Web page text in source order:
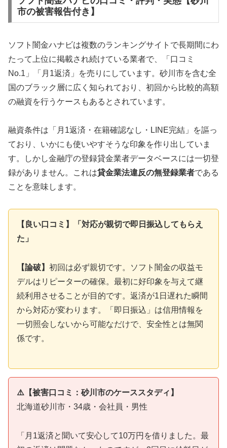
市の被害報告付き】
ソフト闇金ハナビは複数のランキングサイトで長期間にわ
たって上位に掲載され続けている業者で、「口コミ
No.1」「月1返済」を売りにしています。砂川市を含む全
国のブラック層に広く知られており、初回から比較的高額
の融資を行うケースもあるとされています。
融資条件は「月1返済・在籍確認なし・LINE完結」を謳っ
ており、いかにも使いやすそうな印象を作り出していま
す。しかし金融庁の登録貸金業者データベースには一切登
録がありません。これは貸金業法違反の無登録業者である
ことを意味します。
【良い口コミ】「対応が親切で即日振込してもらえ
た」
【論破】 初回は必ず親切です。ソフト闇金の収益モ
デルはリピーターの確保。最初に好印象を与えて継
続利用させることが目的です。返済が1日遅れた瞬間
から対応が変わります。「即日振込」は信用情報を
一切照会しないから可能なだけで、安全性とは無関
係です。
⚠️【被害口コミ：砂川市のケーススタディ】
北海道砂川市・34歳・会社員・男性
「月1返済と聞いて安心して10万円を借りました。最